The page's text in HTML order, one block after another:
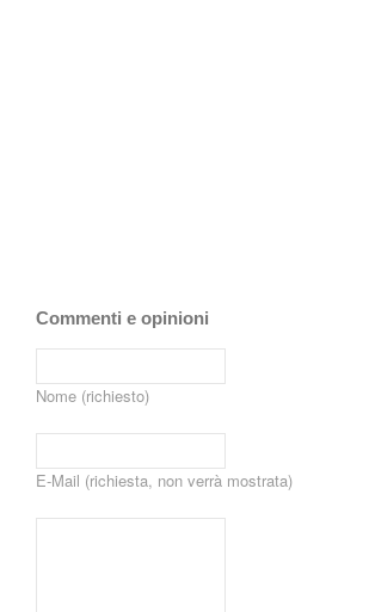
Commenti e opinioni
Nome (richiesto)
E-Mail (richiesta, non verrà mostrata)